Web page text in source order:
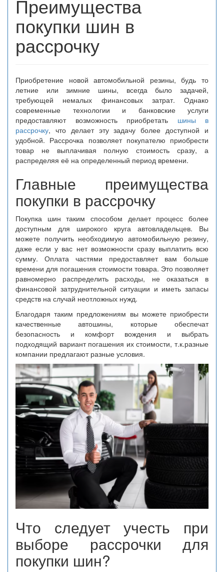
Преимущества
покупки шин в
рассрочку
Приобретение новой автомобильной резины, будь то
летние или зимние шины, всегда было задачей,
требующей немалых финансовых затрат. Однако
современные технологии и банковские услуги
предоставляют возможность приобретать шины в
рассрочку, что делает эту задачу более доступной и
удобной. Рассрочка позволяет покупателю приобрести
товар не выплачивая полную стоимость сразу, а
распределяя её на определенный период времени.
Главные преимущества
покупки в рассрочку
Покупка шин таким способом делает процесс более
доступным для широкого круга автовладельцев. Вы
можете получить необходимую автомобильную резину,
даже если у вас нет возможности сразу выплатить всю
сумму. Оплата частями предоставляет вам больше
времени для погашения стоимости товара. Это позволяет
равномерно распределить расходы, не оказаться в
финансовой затруднительной ситуации и иметь запасы
средств на случай неотложных нужд.
Благодаря таким предложениям вы можете приобрести
качественные автошины, которые обеспечат
безопасность и комфорт вождения и выбрать
подходящий вариант погашения их стоимости, т.к.разные
компании предлагают разные условия.
Что следует учесть при
выборе рассрочки для
покупки шин?